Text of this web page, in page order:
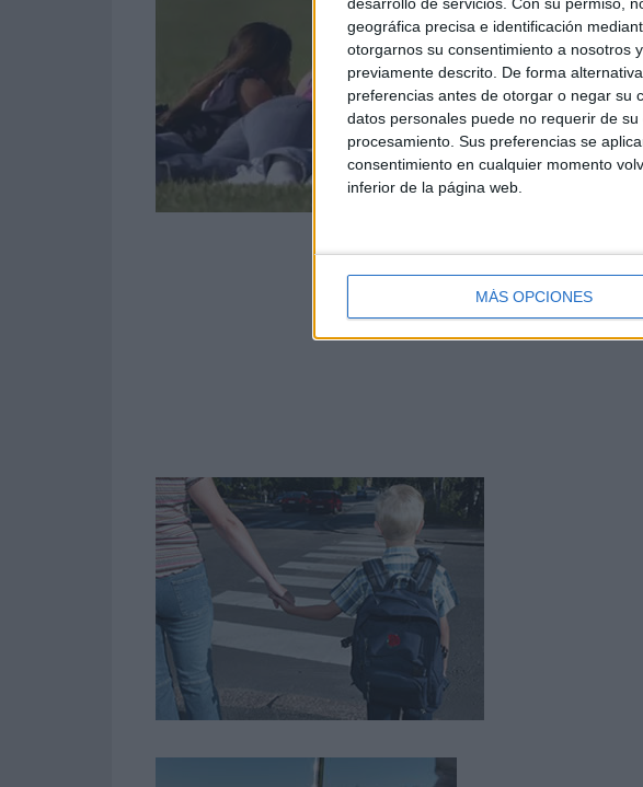
geográfica precisa e identificación
otorgarnos su consentimiento a nosotros
previamente descrito. De forma
preferencias antes de otorgar o negar su
datos personales puede no requerir de
procesamiento. Sus preferencias se
consentimiento en cualquier momento
inferior de la página web.
MÁS OPCIONES